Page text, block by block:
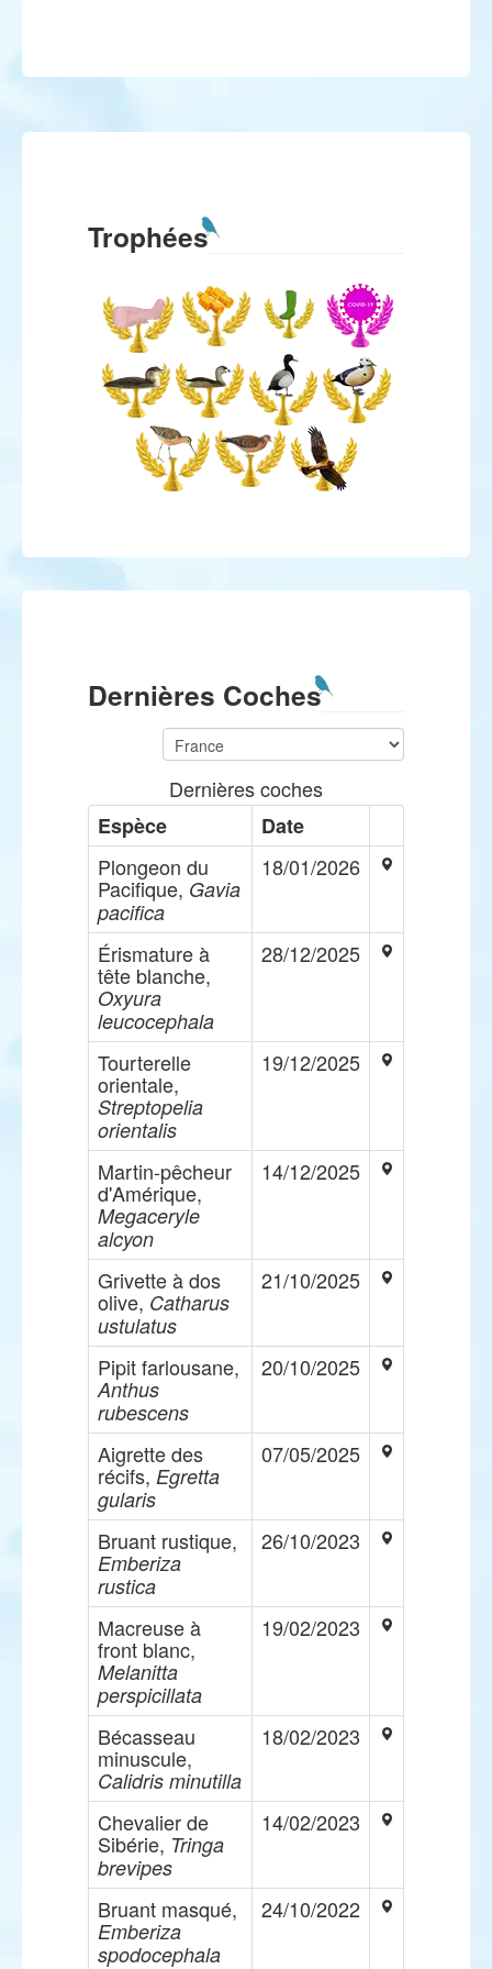
Trophées
Dernières Coches
Dernières coches
Espèce
Date
Plongeon du
Pacifique, Gavia
pacifica
18/01/2026
Érismature à
tête blanche,
Oxyura
leucocephala
28/12/2025
Tourterelle
orientale,
Streptopelia
orientalis
19/12/2025
Martin-pêcheur
d'Amérique,
Megaceryle
alcyon
14/12/2025
Grivette à dos
olive, Catharus
ustulatus
21/10/2025
Pipit farlousane,
Anthus
rubescens
20/10/2025
Aigrette des
récifs, Egretta
gularis
07/05/2025
Bruant rustique,
Emberiza
rustica
26/10/2023
Macreuse à
front blanc,
Melanitta
perspicillata
19/02/2023
Bécasseau
minuscule,
Calidris minutilla
18/02/2023
Chevalier de
Sibérie, Tringa
brevipes
14/02/2023
Bruant masqué,
Emberiza
spodocephala
24/10/2022